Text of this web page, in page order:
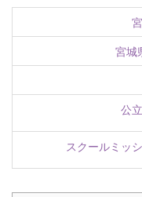
宮城
公
スクールミッ